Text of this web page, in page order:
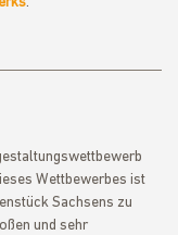
Wettbewerbes ist
Sachsens zu
und sehr